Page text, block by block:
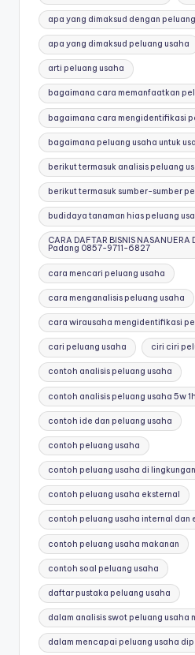
apa yang dimaksud dengan
apa yang dimaksud peluang usaha
arti peluang usaha
bagaimana cara memanfaatkan
bagaimana cara mengidentifikasi
bagaimana peluang usaha untuk
berikut termasuk analisis peluang
berikut termasuk sumber-sumber
budidaya tanaman hias peluang
CARA DAFTAR BISNIS NASANUERA
Padang 0857-9711-6827
cara mencari peluang usaha
cara menganalisis peluang usaha
cara wirausaha mengidentifikasi
cari peluang usaha ciri ciri
contoh analisis peluang usaha
contoh analisis peluang usaha 5w 1h
contoh ide dan peluang usaha
contoh peluang usaha
contoh peluang usaha di
contoh peluang usaha eksternal
contoh peluang usaha internal dan
contoh peluang usaha makanan
contoh soal peluang usaha
daftar pustaka peluang usaha
dalam analisis swot peluang usaha
dalam mencapai peluang usaha